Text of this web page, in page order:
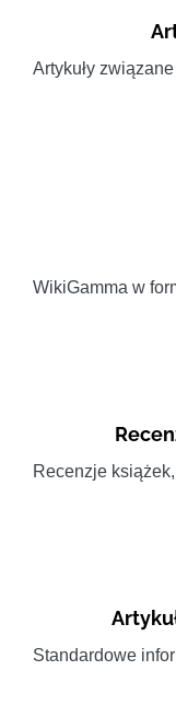
Artykuły
WikiGamma w
Recenzje
Standardowe